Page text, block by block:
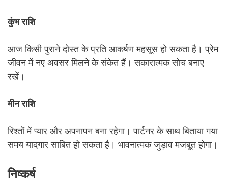
कुंभ राशि
आज किसी पुराने दोस्त के प्रति आकर्षण महसूस हो सकता है। प्रेम
जीवन में नए अवसर मिलने के संकेत हैं। सकारात्मक सोच बनाए
रखें।
मीन राशि
रिश्तों में प्यार और अपनापन बना रहेगा। पार्टनर के साथ बिताया गया
समय यादगार साबित हो सकता है। भावनात्मक जुड़ाव मजबूत होगा।
निष्कर्ष